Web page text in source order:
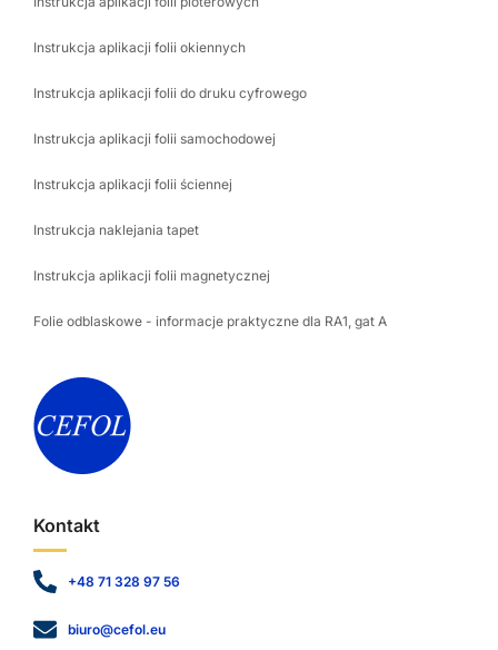
Instrukcja aplikacji folii okiennych
Instrukcja aplikacji folii do druku cyfrowego
Instrukcja aplikacji folii samochodowej
Instrukcja aplikacji folii ściennej
Instrukcja naklejania tapet
Instrukcja aplikacji folii magnetycznej
Folie odblaskowe - informacje praktyczne dla RA1, gat A
Kontakt
+48 71 328 97 56
biuro@cefol.eu